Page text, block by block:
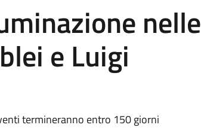
nelle
e Luigi
termineranno entro 150 giorni